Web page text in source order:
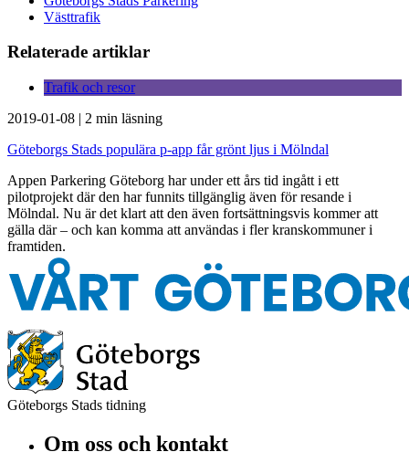
Västtrafik
Relaterade artiklar
Trafik och resor
2019-01-08 | 2 min läsning
Göteborgs Stads populära p-app får grönt ljus i Mölndal
Appen Parkering Göteborg har under ett års tid ingått i ett
pilotprojekt där den har funnits tillgänglig även för resande i
Mölndal. Nu är det klart att den även fortsättningsvis kommer att
gälla där – och kan komma att användas i fler kranskommuner i
framtiden.
Göteborgs Stads tidning
Om oss och kontakt